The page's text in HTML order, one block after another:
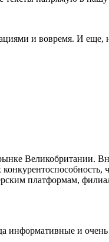
и вовремя. И еще,
Великобритании.
платформам,
информативные и